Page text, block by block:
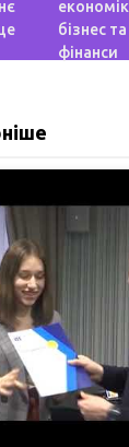
бізнес та
фінанси